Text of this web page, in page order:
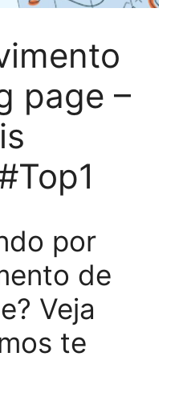
page –
por
de
Veja
te